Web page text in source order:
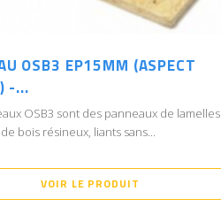
OSB3 EP15MM (ASPECT
-...
OSB3 sont des panneaux de lamelles
bois résineux, liants sans...
VOIR LE PRODUIT